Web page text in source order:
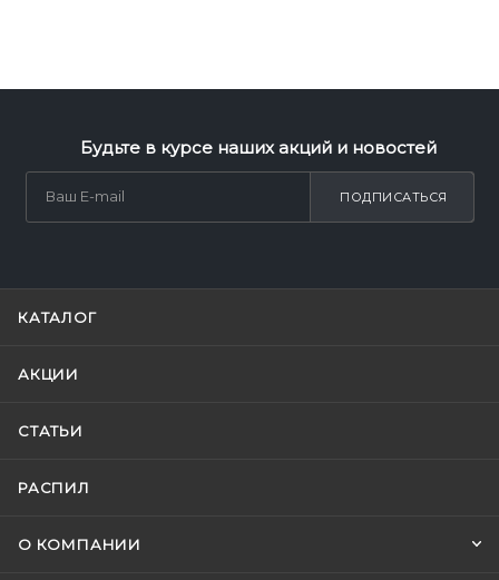
Будьте в курсе наших акций и новостей
ПОДПИСАТЬСЯ
КАТАЛОГ
АКЦИИ
СТАТЬИ
РАСПИЛ
О КОМПАНИИ